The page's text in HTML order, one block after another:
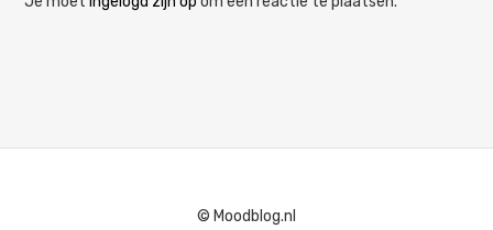
© Moodblog.nl